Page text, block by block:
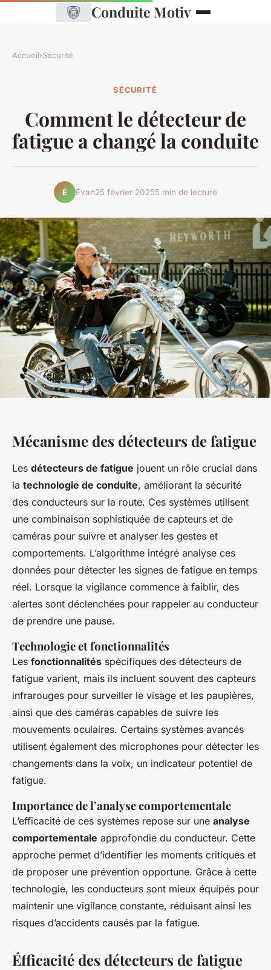
Conduite Motiv
Accueil›Sécurité
SÉCURITÉ
Comment le détecteur de
fatigue a changé la conduite
É Évan25 février 20255 min de lecture
Mécanisme des détecteurs de fatigue
Les détecteurs de fatigue jouent un rôle crucial dans
la technologie de conduite, améliorant la sécurité
des conducteurs sur la route. Ces systèmes utilisent
une combinaison sophistiquée de capteurs et de
caméras pour suivre et analyser les gestes et
comportements. L’algorithme intégré analyse ces
données pour détecter les signes de fatigue en temps
réel. Lorsque la vigilance commence à faiblir, des
alertes sont déclenchées pour rappeler au conducteur
de prendre une pause.
Technologie et fonctionnalités
Les fonctionnalités spécifiques des détecteurs de
fatigue varient, mais ils incluent souvent des capteurs
infrarouges pour surveiller le visage et les paupières,
ainsi que des caméras capables de suivre les
mouvements oculaires. Certains systèmes avancés
utilisent également des microphones pour détecter les
changements dans la voix, un indicateur potentiel de
fatigue.
Importance de l’analyse comportementale
L’efficacité de ces systèmes repose sur une analyse
comportementale approfondie du conducteur. Cette
approche permet d’identifier les moments critiques et
de proposer une prévention opportune. Grâce à cette
technologie, les conducteurs sont mieux équipés pour
maintenir une vigilance constante, réduisant ainsi les
risques d’accidents causés par la fatigue.
Éfficacité des détecteurs de fatigue